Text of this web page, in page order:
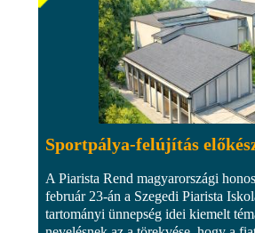
Sportpálya-felújítás
A Piarista Rend magyarországi
február 23-án a Szegedi Piarista
tartományi ünnepség idei kiemelt